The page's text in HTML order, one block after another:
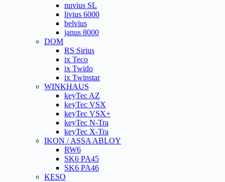
nuvius SL
livius 6000
belvius
janus 8000
DOM
RS Sirius
ix Teco
ix Twido
ix Twinstar
WINKHAUS
keyTec AZ
keyTec VSX
keyTec VSX+
keyTec N-Tra
keyTec X-Tra
IKON / ASSA ABLOY
RW6
SK6 PA45
SK6 PA46
KESO